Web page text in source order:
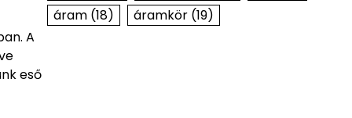
A
eső
áram(18) áramkör(19)